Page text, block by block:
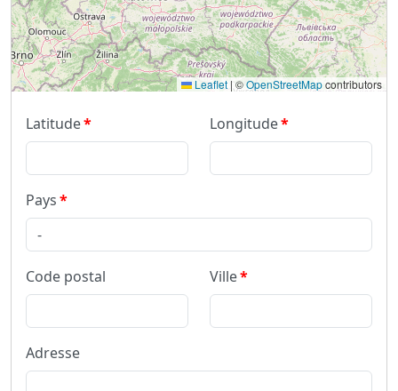
Leaflet | ©OpenStreetMapcontributors
Latitude Longitude
Pays
Code postal Ville
Adresse